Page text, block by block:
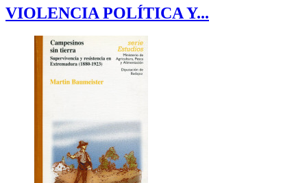
VIOLENCIA POLÍTICA Y...